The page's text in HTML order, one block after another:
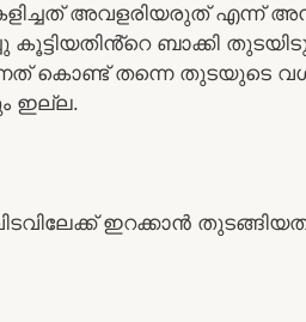
അവളരിയരുത് എന്ന്
കൂട്ടിയതിൻ്റെ ബാക്കി
കൊണ്ട് തന്നെ തുടയുടെ
ഇല്ല.
ഇറക്കാൻ